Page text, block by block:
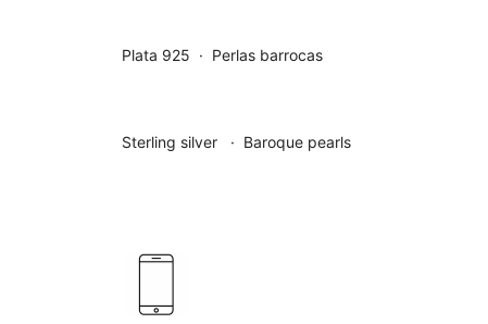
Plata 925 · Perlas barrocas
Sterling silver · Baroque pearls